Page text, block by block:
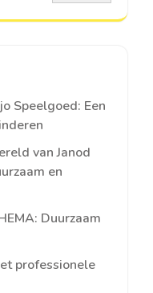
Speelgoed: Een
van Janod
en
Duurzaam
professionele